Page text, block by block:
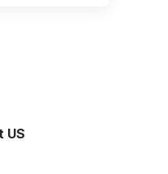
US